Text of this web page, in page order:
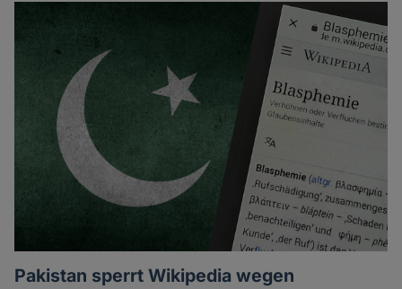
Pakistan sperrt Wikipedia wegen